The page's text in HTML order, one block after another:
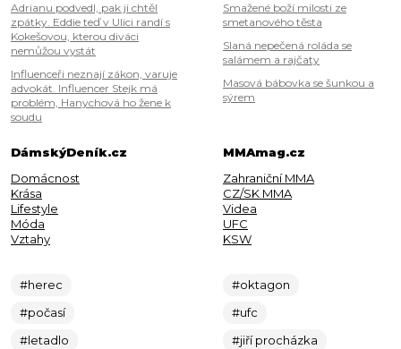
Adrianu podvedl, pak ji chtěl
zpátky. Eddie teď v Ulici randí s
Kokešovou, kterou diváci
nemůžou vystát
Influenceři neznají zákon, varuje
advokát. Influencer Stejk má
problém, Hanychová ho žene k
soudu
Smažené boží milosti ze
smetanového těsta
Slaná nepečená roláda se
salámem a rajčaty
Masová bábovka se šunkou a
sýrem
DámskýDeník.cz
Domácnost
Krása
Lifestyle
Móda
Vztahy
#herec
#počasí
#letadlo
MMAmag.cz
Zahraniční MMA
CZ/SK MMA
Videa
UFC
KSW
#oktagon
#ufc
#jiří procházka